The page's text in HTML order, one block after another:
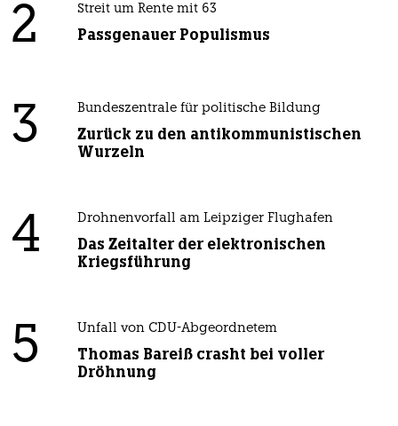
2 Streit um Rente mit 63
Passgenauer Populismus
3 Bundeszentrale für politische Bildung
Zurück zu den antikommunistischen
Wurzeln
4 Drohnenvorfall am Leipziger Flughafen
Das Zeitalter der elektronischen
Kriegsführung
5 Unfall von CDU-Abgeordnetem
Thomas Bareiß crasht bei voller
Dröhnung